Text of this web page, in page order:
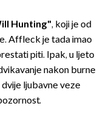
Hunting", koji je od
Affleck je tada imao
piti. Ipak, u ljeto
nakon burne
ljubavne veze